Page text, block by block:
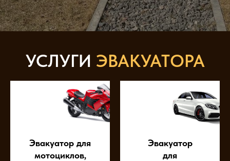
УСЛУГИ ЭВАКУАТОРА
Эвакуатор для
мотоциклов,
Эвакуатор
для